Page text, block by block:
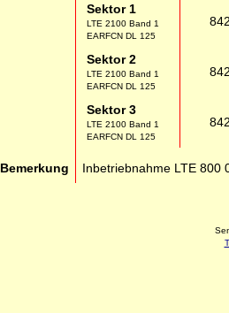
Sektor 1
LTE 2100 Band 1
EARFCN DL 125
Sektor 2
LTE 2100 Band 1
EARFCN DL 125
Sektor 3
LTE 2100 Band 1
EARFCN DL 125
Bemerkung Inbetriebnahme LTE 800